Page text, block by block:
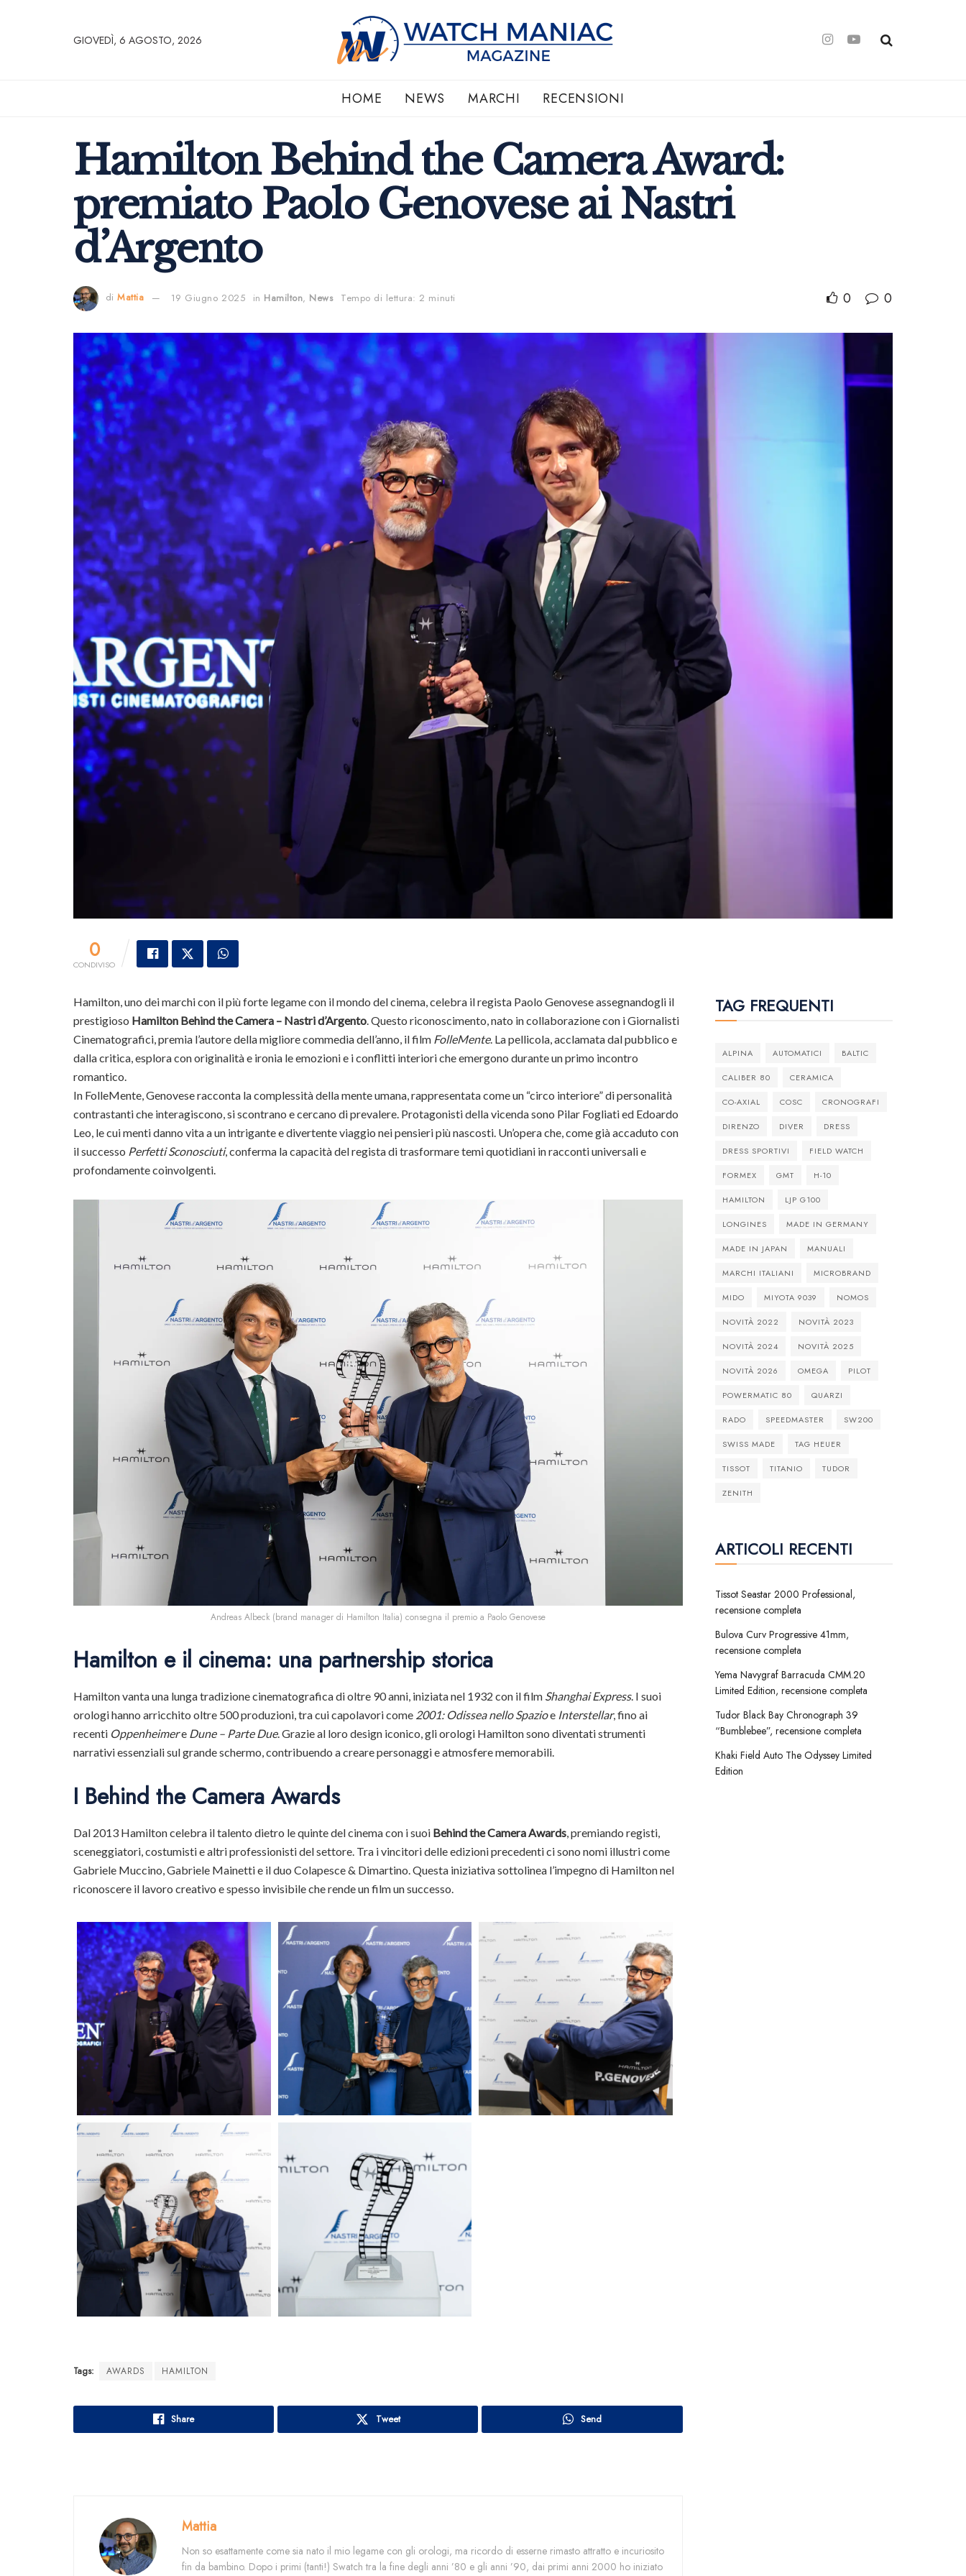
GIOVEDÌ, 6 AGOSTO, 2026
HOME NEWS MARCHI RECENSIONI
Hamilton Behind the Camera Award:
premiato Paolo Genovese ai Nastri
d’Argento
di Mattia 19 Giugno 2025 in Hamilton, News Tempo di lettura: 2 minuti 0 0
0
CONDIVISO
Hamilton, uno dei marchi con il più forte legame con il mondo del cinema, celebra il regista Paolo Genovese assegnandogli il
prestigioso Hamilton Behind the Camera – Nastri d’Argento. Questo riconoscimento, nato in collaborazione con i Giornalisti
Cinematografici, premia l’autore della migliore commedia dell’anno, il film FolleMente. La pellicola, acclamata dal pubblico e
dalla critica, esplora con originalità e ironia le emozioni e i conflitti interiori che emergono durante un primo incontro
romantico.
In FolleMente, Genovese racconta la complessità della mente umana, rappresentata come un “circo interiore” di personalità
contrastanti che interagiscono, si scontrano e cercano di prevalere. Protagonisti della vicenda sono Pilar Fogliati ed Edoardo
Leo, le cui menti danno vita a un intrigante e divertente viaggio nei pensieri più nascosti. Un’opera che, come già accaduto con
il successo Perfetti Sconosciuti, conferma la capacità del regista di trasformare temi quotidiani in racconti universali e
profondamente coinvolgenti.
Andreas Albeck (brand manager di Hamilton Italia) consegna il premio a Paolo Genovese
Hamilton e il cinema: una partnership storica
Hamilton vanta una lunga tradizione cinematografica di oltre 90 anni, iniziata nel 1932 con il film Shanghai Express. I suoi
orologi hanno arricchito oltre 500 produzioni, tra cui capolavori come 2001: Odissea nello Spazioe Interstellar, fino ai
recenti Oppenheimere Dune – Parte Due. Grazie al loro design iconico, gli orologi Hamilton sono diventati strumenti
narrativi essenziali sul grande schermo, contribuendo a creare personaggi e atmosfere memorabili.
I Behind the Camera Awards
Dal 2013 Hamilton celebra il talento dietro le quinte del cinema con i suoi Behind the Camera Awards , premiando registi,
sceneggiatori, costumisti e altri professionisti del settore. Tra i vincitori delle edizioni precedenti ci sono nomi illustri come
Gabriele Muccino, Gabriele Mainetti e il duo Colapesce & Dimartino. Questa iniziativa sottolinea l’impegno di Hamilton nel
riconoscere il lavoro creativo e spesso invisibile che rende un film un successo.
Tags: AWARDS HAMILTON
Share Tweet Send
Mattia
Non so esattamente come sia nato il mio legame con gli orologi, ma ricordo di esserne rimasto attratto e incuriosito
fin da bambino. Dopo i primi (tanti!) Swatch tra la fine degli anni ’80 e gli anni ’90, dai primi anni 2000 ho iniziato
TAG FREQUENTI
ALPINA AUTOMATICI BALTIC
CALIBER 80 CERAMICA
CO-AXIAL COSC CRONOGRAFI
DIRENZO DIVER DRESS
DRESS SPORTIVI FIELD WATCH
FORMEX GMT H-10
HAMILTON LJP G100
LONGINES MADE IN GERMANY
MADE IN JAPAN MANUALI
MARCHI ITALIANI MICROBRAND
MIDO MIYOTA 9039 NOMOS
NOVITÀ 2022 NOVITÀ 2023
NOVITÀ 2024 NOVITÀ 2025
NOVITÀ 2026 OMEGA PILOT
POWERMATIC 80 QUARZI
RADO SPEEDMASTER SW200
SWISS MADE TAG HEUER
TISSOT TITANIO TUDOR
ZENITH
ARTICOLI RECENTI
Tissot Seastar 2000 Professional,
recensione completa
Bulova Curv Progressive 41mm,
recensione completa
Yema Navygraf Barracuda CMM.20
Limited Edition, recensione completa
Tudor Black Bay Chronograph 39
“Bumblebee”, recensione completa
Khaki Field Auto The Odyssey Limited
Edition